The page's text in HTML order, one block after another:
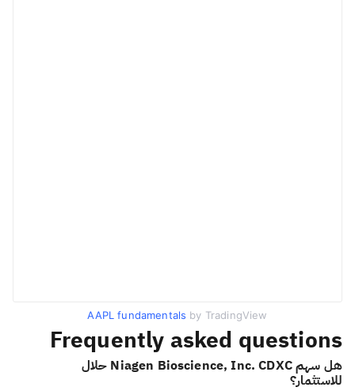
AAPL fundamentals by TradingView
Frequently asked questions
هل سهم Niagen Bioscience, Inc. CDXC حلال
للاستثمار؟